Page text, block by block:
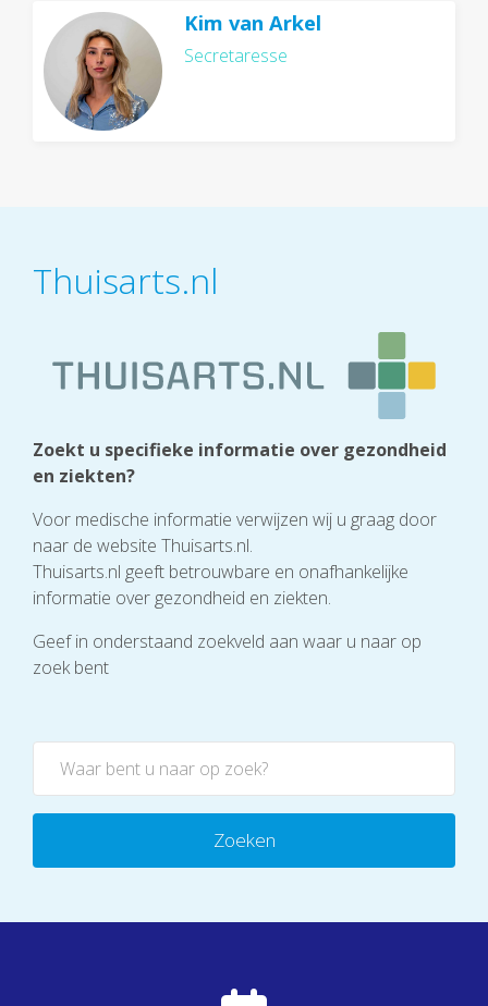
Kim van Arkel
Secretaresse
Thuisarts.nl
Zoekt u specifieke informatie over gezondheid
en ziekten?
Voor medische informatie verwijzen wij u graag door
naar de website Thuisarts.nl.
Thuisarts.nl geeft betrouwbare en onafhankelijke
informatie over gezondheid en ziekten.
Geef in onderstaand zoekveld aan waar u naar op
zoek bent
Zoeken